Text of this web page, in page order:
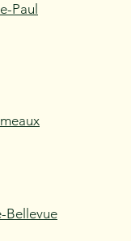
Paul
Bellevue